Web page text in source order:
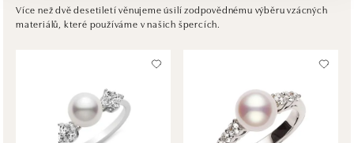
Ivanská cesta 16, 821 04 Bratislava
tel.: +421 917 090 372
Einsteinova 18, 851 01 Bratislava
tel.: +421 917 090 891
dnes otevřeno do 21:00
Více než dvě desetiletí věnujeme úsilí zodpovědnému výběru vzácných
materiálů, které používáme v našich špercích.